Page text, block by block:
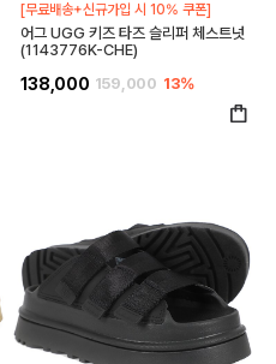
[무료배송+신규가입 시 10% 쿠폰]
어그 UGG 키즈 타즈 슬리퍼 체스트넛
(1143776K-CHE)
138,000 159,000 13%